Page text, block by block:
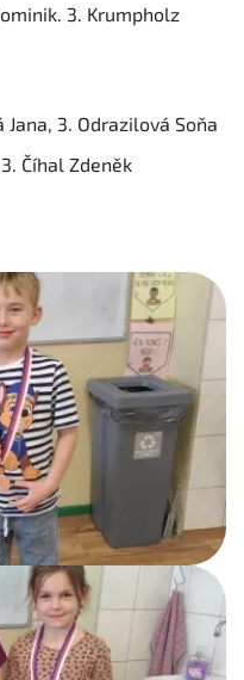
3. Krumpholz
Jana, 3. Odrazilová Soňa
Číhal Zdeněk